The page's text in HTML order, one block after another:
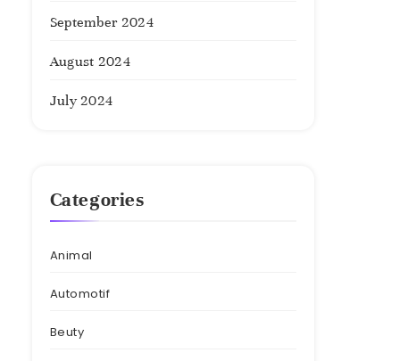
September 2024
August 2024
July 2024
Categories
Animal
Automotif
Beuty